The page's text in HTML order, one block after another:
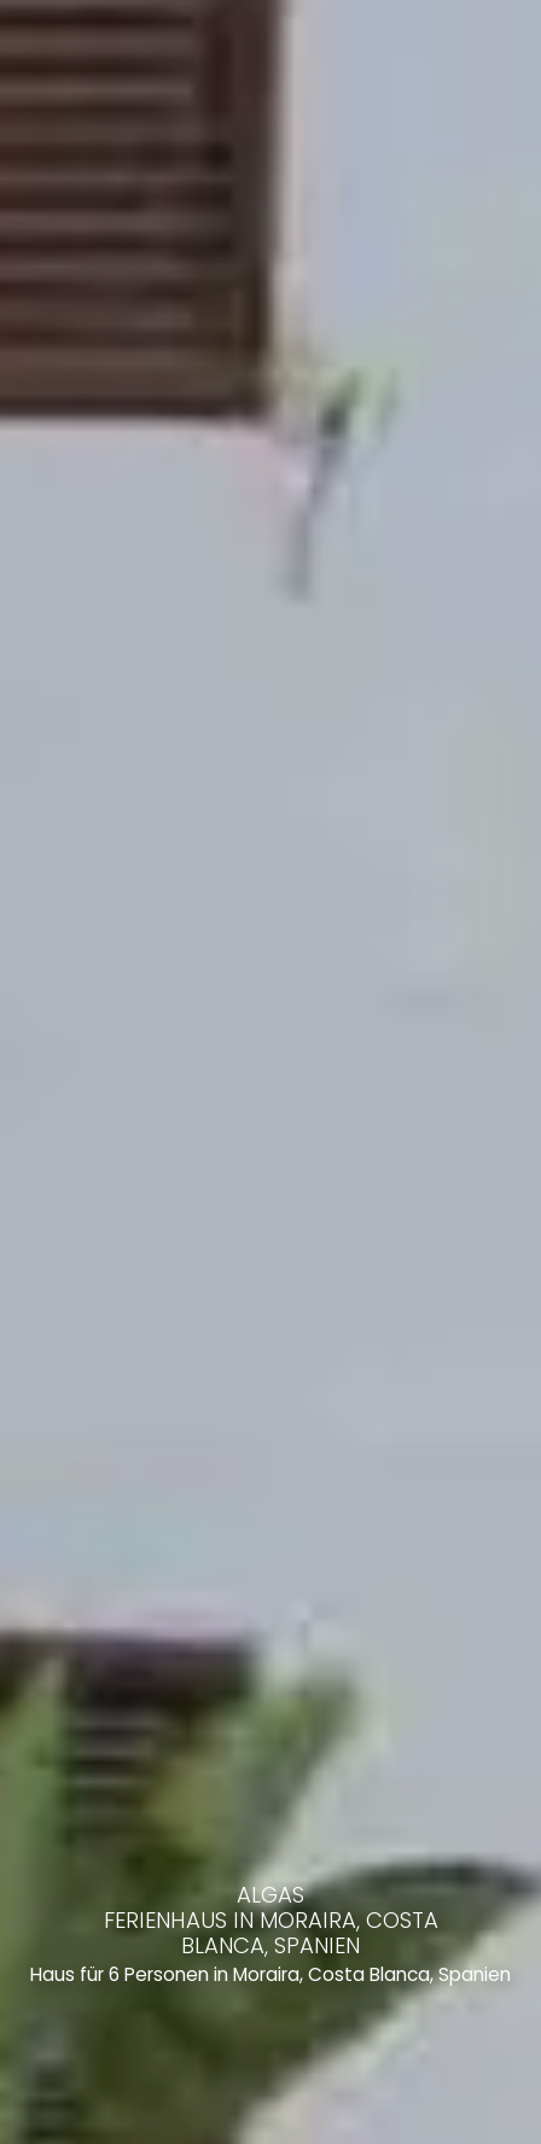
ALGAS
FERIENHAUS IN MORAIRA, COSTA
BLANCA, SPANIEN
Haus für 6 Personen in Moraira, Costa Blanca, Spanien